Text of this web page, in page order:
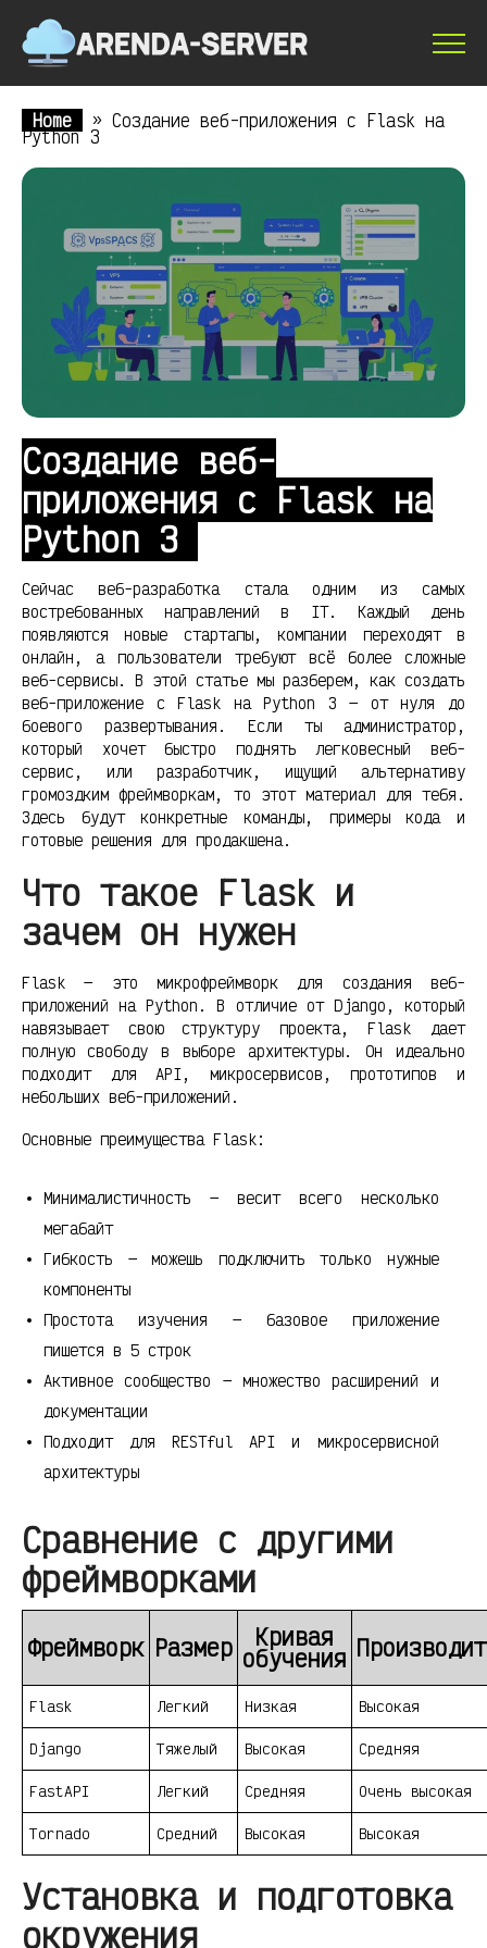
Home » Создание веб-приложения с Flask на
Python 3
Создание веб-
приложения с Flask на
Python 3
Сейчас веб-разработка стала одним из самых
востребованных направлений в IT. Каждый день
появляются новые стартапы, компании переходят в
онлайн, а пользователи требуют всё более сложные
веб-сервисы. В этой статье мы разберем, как создать
веб-приложение с Flask на Python 3 — от нуля до
боевого развертывания. Если ты администратор,
который хочет быстро поднять легковесный веб-
сервис, или разработчик, ищущий альтернативу
громоздким фреймворкам, то этот материал для тебя.
Здесь будут конкретные команды, примеры кода и
готовые решения для продакшена.
Что такое Flask и
зачем он нужен
Flask — это микрофреймворк для создания веб-
приложений на Python. В отличие от Django, который
навязывает свою структуру проекта, Flask дает
полную свободу в выборе архитектуры. Он идеально
подходит для API, микросервисов, прототипов и
небольших веб-приложений.
Основные преимущества Flask:
Минималистичность — весит всего несколько
мегабайт
Гибкость — можешь подключить только нужные
компоненты
Простота изучения — базовое приложение
пишется в 5 строк
Активное сообщество — множество расширений и
документации
Подходит для RESTful API и микросервисной
архитектуры
Сравнение с другими
фреймворками
Фреймворк Размер Кривая
обучения
Flask Легкий Низкая Высокая
Django Тяжелый Высокая Средняя
FastAPI Легкий Средняя Очень высокая
Tornado Средний Высокая Высокая
Установка и подготовка
окружения